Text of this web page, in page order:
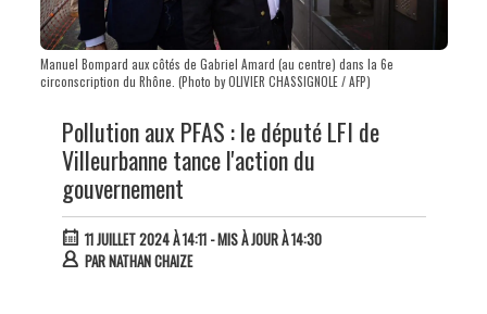
Manuel Bompard aux côtés de Gabriel Amard (au centre) dans la 6e
circonscription du Rhône. (Photo by OLIVIER CHASSIGNOLE / AFP)
Pollution aux PFAS : le député LFI de
Villeurbanne tance l'action du
gouvernement
11 JUILLET 2024 À 14:11- MIS À JOUR À 14:30
PARNATHAN CHAIZE